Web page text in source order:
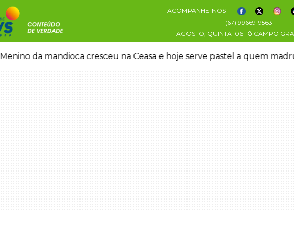
ACOMPANHE-NOS
(67) 99669-9563
AGOSTO, QUINTA 06 CAMPO
Menino da mandioca cresceu na Ceasa e hoje serve pastel a quem